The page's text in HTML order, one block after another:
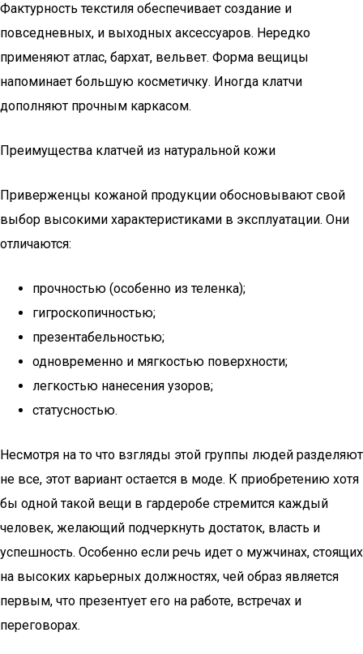
Фактурность текстиля обеспечивает создание и
повседневных, и выходных аксессуаров. Нередко
применяют атлас, бархат, вельвет. Форма вещицы
напоминает большую косметичку. Иногда клатчи
дополняют прочным каркасом.
Преимущества клатчей из натуральной кожи
Приверженцы кожаной продукции обосновывают свой
выбор высокими характеристиками в эксплуатации. Они
отличаются:
прочностью (особенно из теленка);
гигроскопичностью;
презентабельностью;
одновременно и мягкостью поверхности;
легкостью нанесения узоров;
статусностью.
Несмотря на то что взгляды этой группы людей разделяют
не все, этот вариант остается в моде. К приобретению хотя
бы одной такой вещи в гардеробе стремится каждый
человек, желающий подчеркнуть достаток, власть и
успешность. Особенно если речь идет о мужчинах, стоящих
на высоких карьерных должностях, чей образ является
первым, что презентует его на работе, встречах и
переговорах.